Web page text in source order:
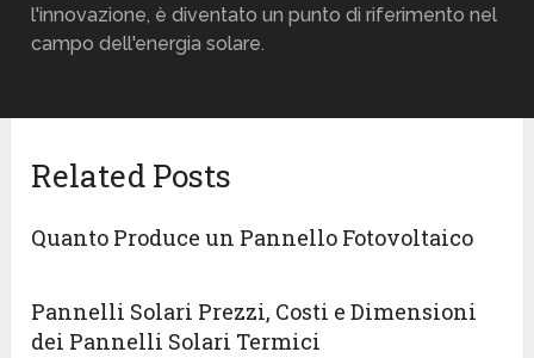
l'innovazione, è diventato un punto di riferimento nel
campo dell'energia solare.
Related Posts
Quanto Produce un Pannello Fotovoltaico
Pannelli Solari Prezzi, Costi e Dimensioni
dei Pannelli Solari Termici